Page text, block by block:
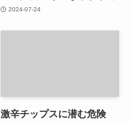
2024-07-24
激辛チップスに潜む危険